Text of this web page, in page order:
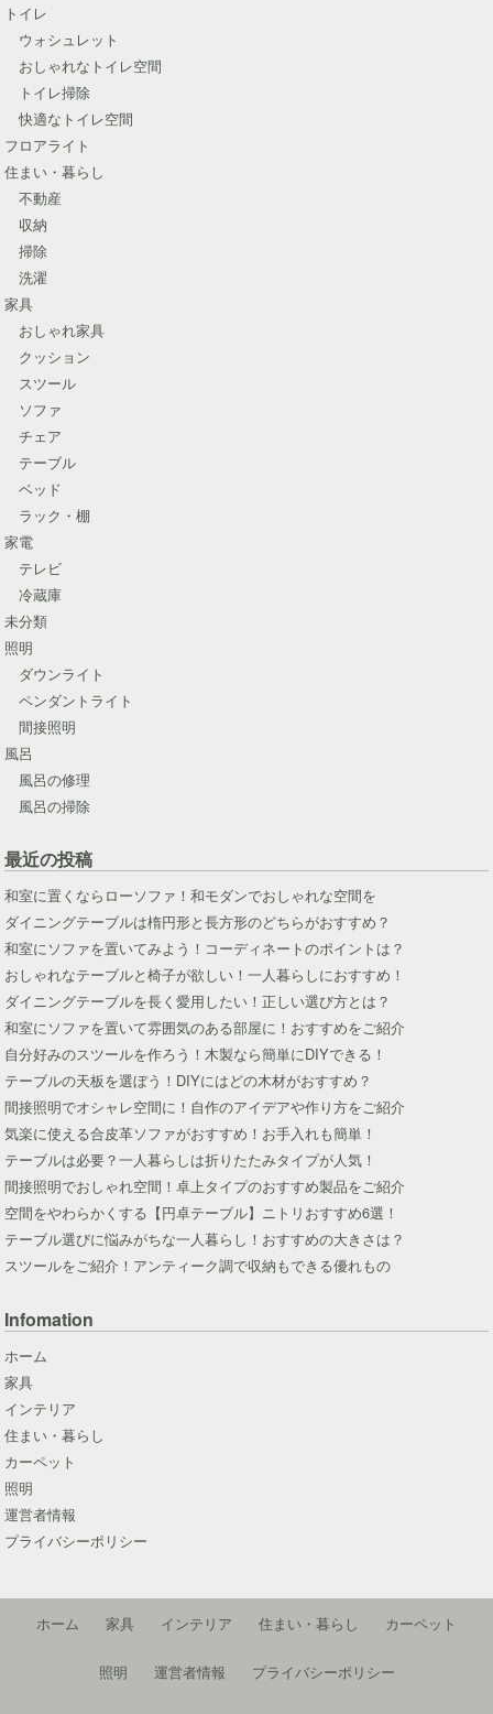
トイレ
ウォシュレット
おしゃれなトイレ空間
トイレ掃除
快適なトイレ空間
フロアライト
住まい・暮らし
不動産
収納
掃除
洗濯
家具
おしゃれ家具
クッション
スツール
ソファ
チェア
テーブル
ベッド
ラック・棚
家電
テレビ
冷蔵庫
未分類
照明
ダウンライト
ペンダントライト
間接照明
風呂
風呂の修理
風呂の掃除
最近の投稿
和室に置くならローソファ！和モダンでおしゃれな空間を
ダイニングテーブルは楕円形と長方形のどちらがおすすめ？
和室にソファを置いてみよう！コーディネートのポイントは？
おしゃれなテーブルと椅子が欲しい！一人暮らしにおすすめ！
ダイニングテーブルを長く愛用したい！正しい選び方とは？
和室にソファを置いて雰囲気のある部屋に！おすすめをご紹介
自分好みのスツールを作ろう！木製なら簡単にDIYできる！
テーブルの天板を選ぼう！DIYにはどの木材がおすすめ？
間接照明でオシャレ空間に！自作のアイデアや作り方をご紹介
気楽に使える合皮革ソファがおすすめ！お手入れも簡単！
テーブルは必要？一人暮らしは折りたたみタイプが人気！
間接照明でおしゃれ空間！卓上タイプのおすすめ製品をご紹介
空間をやわらかくする【円卓テーブル】ニトリおすすめ6選！
テーブル選びに悩みがちな一人暮らし！おすすめの大きさは？
スツールをご紹介！アンティーク調で収納もできる優れもの
Infomation
ホーム
家具
インテリア
住まい・暮らし
カーペット
照明
運営者情報
プライバシーポリシー
ホーム 家具 インテリア 住まい・暮らし カーペット
照明 運営者情報 プライバシーポリシー